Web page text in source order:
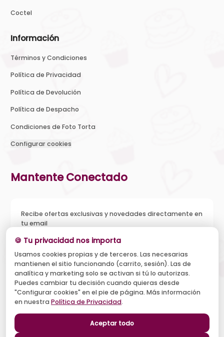
Coctel
Información
Términos y Condiciones
Política de Privacidad
Política de Devolución
Política de Despacho
Condiciones de Foto Torta
Configurar cookies
Mantente Conectado
Recibe ofertas exclusivas y novedades directamente en
tu email
Acepto recibir novedades y ofertas, y el tratamiento de mi
email según la Política de Privacidad . Puedo darme de baja
cuando quiera.
Suscribirse
🍪 Tu privacidad nos importa
Usamos cookies propias y de terceros. Las necesarias
mantienen el sitio funcionando (carrito, sesión). Las de
analítica y marketing solo se activan si tú lo autorizas.
Puedes cambiar tu decisión cuando quieras desde
"Configurar cookies" en el pie de página. Más información
en nuestra Política de Privacidad.
Aceptar todo